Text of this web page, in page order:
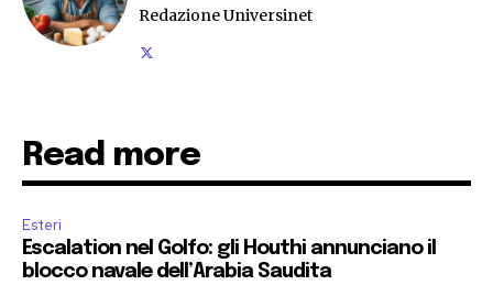
Redazione Universinet
Read more
Esteri
Escalation nel Golfo: gli Houthi annunciano il
blocco navale dell’Arabia Saudita